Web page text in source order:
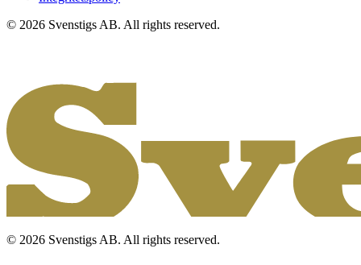
© 2026 Svenstigs AB. All rights reserved.
© 2026 Svenstigs AB. All rights reserved.